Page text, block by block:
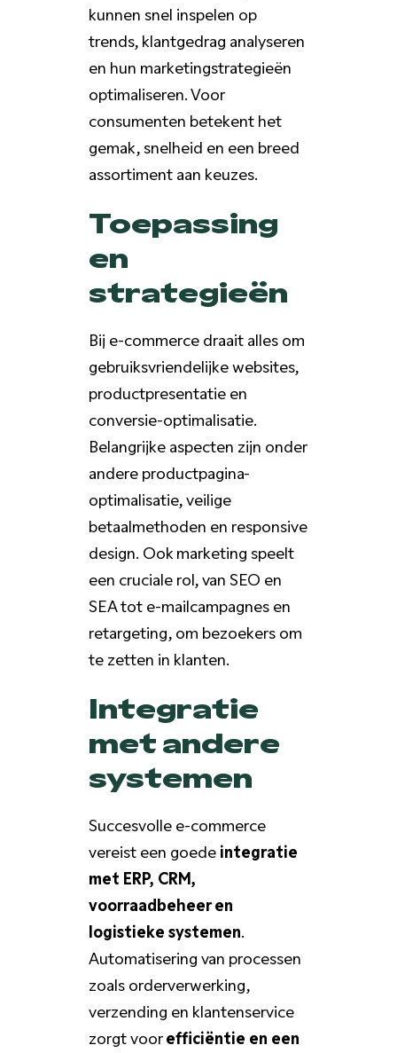
kunnen snel inspelen op
trends, klantgedrag analyseren
en hun marketingstrategieën
optimaliseren. Voor
consumenten betekent het
gemak, snelheid en een breed
assortiment aan keuzes.
Toepassing
en
strategieën
Bij e-commerce draait alles om
gebruiksvriendelijke websites,
productpresentatie en
conversie-optimalisatie.
Belangrijke aspecten zijn onder
andere productpagina-
optimalisatie, veilige
betaalmethoden en responsive
design. Ook marketing speelt
een cruciale rol, van SEO en
SEA tot e-mailcampagnes en
retargeting, om bezoekers om
te zetten in klanten.
Integratie
met andere
systemen
Succesvolle e-commerce
vereist een goedeintegratie
met ERP, CRM,
voorraadbeheer en
logistieke systemen.
Automatisering van processen
zoals orderverwerking,
verzending en klantenservice
zorgt voorefficiëntie en een